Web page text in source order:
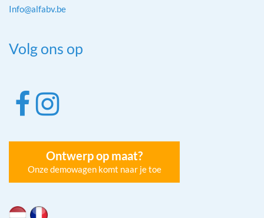
Info@alfabv.be
Volg ons op
Ontwerp op maat?
Onze demowagen komt naar je toe